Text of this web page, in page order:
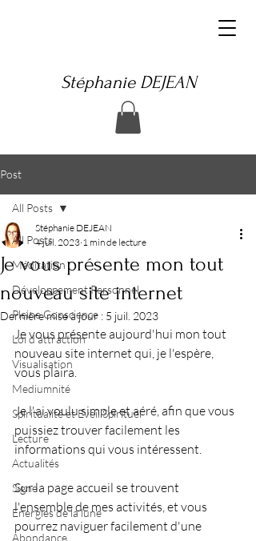
Stéphanie DEJEAN
Post
All Posts
Méditation
Développement Personnel
Pleine Conscience
Loi d'attraction
Visualisation
Mediumnité
Spiritualité et Eveil Spirituel
Lecture
Actualités
Signe
Energies de la lune
Abondance
All Posts
Je vous présente mon tout
nouveau site internet
Stéphanie DEJEAN
4 juil. 2023 1 min de lecture
Dernière mise à jour : 5 juil. 2023
Je vous présente aujourd'hui mon tout
nouveau site internet qui, je l'espère,
vous plaira.
Je l'ai voulu simple et aéré, afin que vous
puissiez trouver facilement les
informations qui vous intéressent.
Sur la page accueil se trouvent
l'ensemble de mes activités, et vous
pourrez naviguer facilement d'une